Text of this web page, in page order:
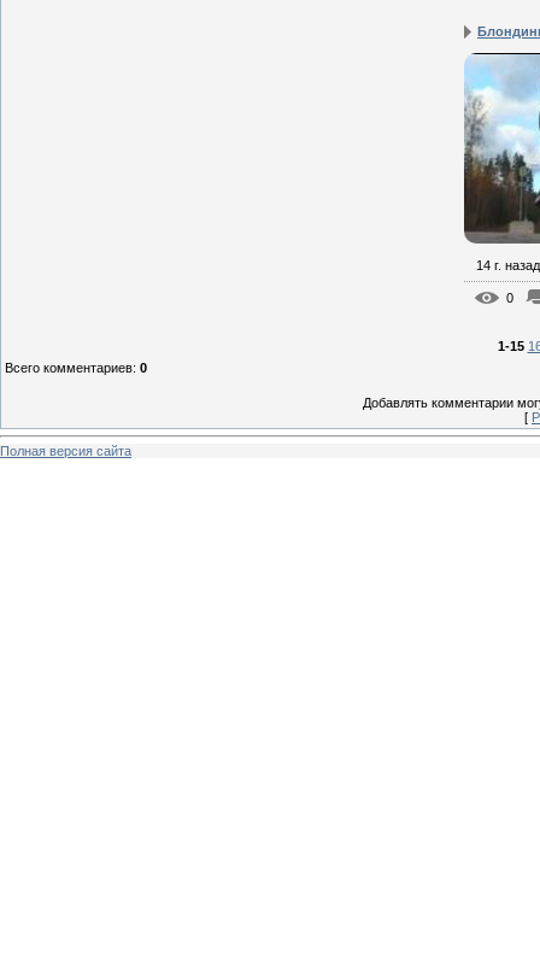
14 г. назад
0
1-15
Всего комментариев: 0
Добавлять комментарии
[
Полная версия сайта